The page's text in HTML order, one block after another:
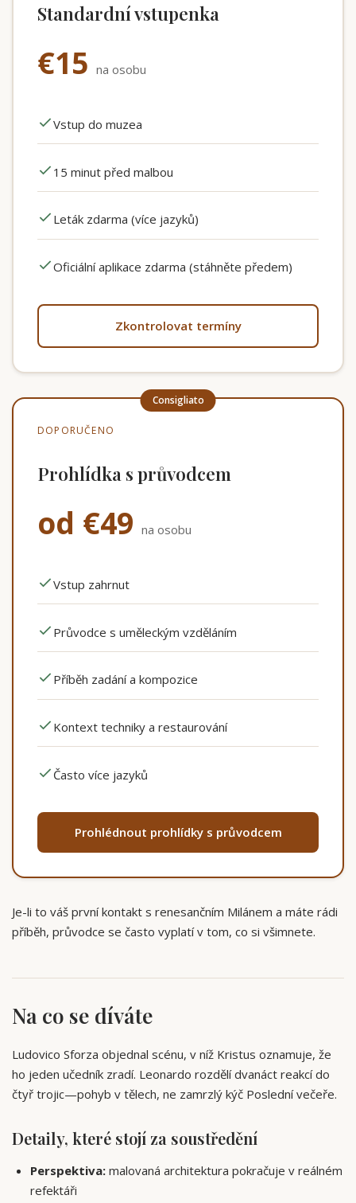
Standardní vstupenka
€15 na osobu
Vstup do muzea
15 minut před malbou
Leták zdarma (více jazyků)
Oficiální aplikace zdarma (stáhněte předem)
Zkontrolovat termíny
DOPORUČENO
Prohlídka s průvodcem
od €49 na osobu
Vstup zahrnut
Průvodce s uměleckým vzděláním
Příběh zadání a kompozice
Kontext techniky a restaurování
Často více jazyků
Prohlédnout prohlídky s průvodcem
Je-li to váš první kontakt s renesančním Milánem a máte rádi
příběh, průvodce se často vyplatí v tom, co si všimnete.
Na co se díváte
Ludovico Sforza objednal scénu, v níž Kristus oznamuje, že
ho jeden učedník zradí. Leonardo rozdělí dvanáct reakcí do
čtyř trojic—pohyb v tělech, ne zamrzlý kýč Poslední večeře.
Detaily, které stojí za soustředění
Perspektiva:malovaná architektura pokračuje v reálném
refektáři